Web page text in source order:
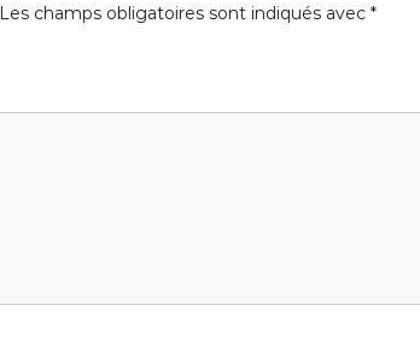
Les champs obligatoires sont indiqués avec *